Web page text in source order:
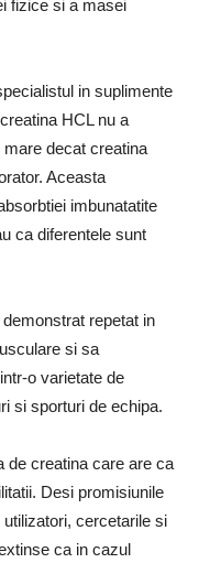
fizice si a masei
in suplimente
HCL nu a
decat creatina
Aceasta
imbunatatite
ca diferentele sunt
repetat in
si sa
o varietate de
si sporturi de echipa.
de creatina care are ca
Desi promisiunile
cercetarile si
ca in cazul